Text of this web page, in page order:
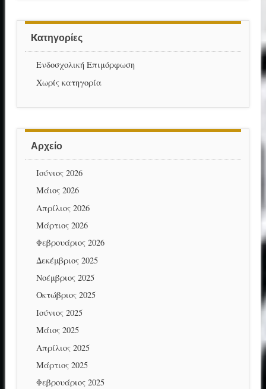
Kατηγορίες
Ενδοσχολική Επιμόρφωση
Χωρίς κατηγορία
Αρχείο
Ιούνιος 2026
Μάιος 2026
Απρίλιος 2026
Μάρτιος 2026
Φεβρουάριος 2026
Δεκέμβριος 2025
Νοέμβριος 2025
Οκτώβριος 2025
Ιούνιος 2025
Μάιος 2025
Απρίλιος 2025
Μάρτιος 2025
Φεβρουάριος 2025